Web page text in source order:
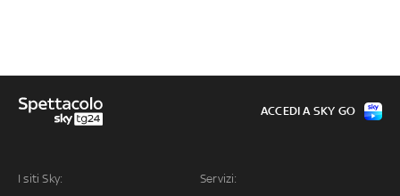
I siti Sky: Servizi:
ACCEDI A SKY GO